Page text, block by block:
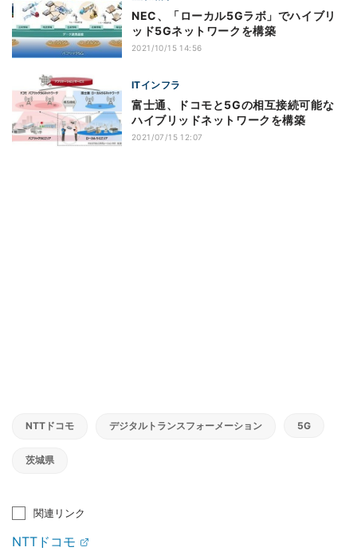
NEC、「ローカル5Gラボ」でハイブリ
ッド5Gネットワークを構築
2021/10/15 14:56
ITインフラ
富士通、ドコモと5Gの相互接続可能な
ハイブリッドネットワークを構築
2021/07/15 12:07
NTTドコモ デジタルトランスフォーメーション 5G
茨城県
関連リンク
NTTドコモ